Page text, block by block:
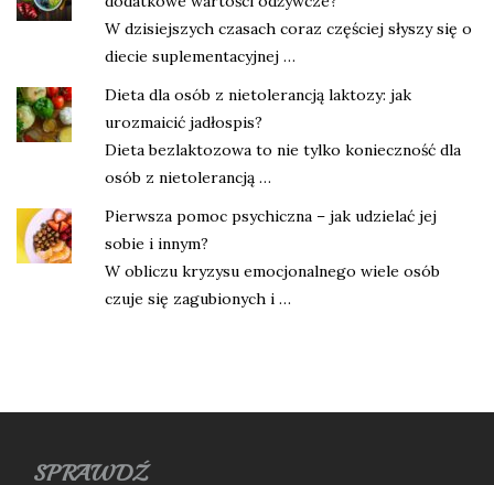
W dzisiejszych czasach coraz częściej słyszy się o
diecie suplementacyjnej …
Dieta dla osób z nietolerancją laktozy: jak
urozmaicić jadłospis?
Dieta bezlaktozowa to nie tylko konieczność dla
osób z nietolerancją …
Pierwsza pomoc psychiczna – jak udzielać jej
sobie i innym?
W obliczu kryzysu emocjonalnego wiele osób
czuje się zagubionych i …
SPRAWDŹ